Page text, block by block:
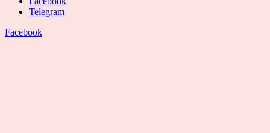
Telegram
Facebook